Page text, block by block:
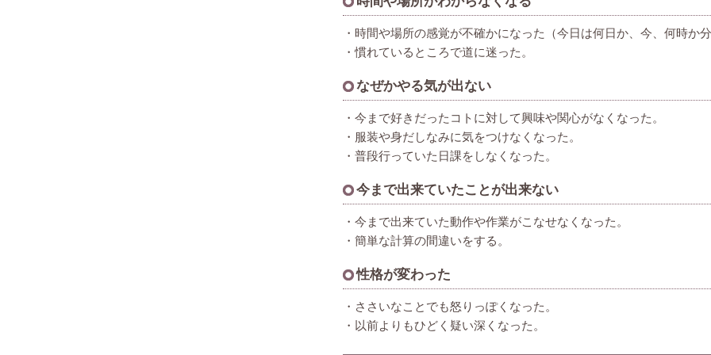
・時間や場所の感覚が不確かになった（今日は何日か、今、何時か分
・慣れているところで道に迷った。
なぜかやる気が出ない
・今まで好きだったコトに対して興味や関心がなくなった。
・服装や身だしなみに気をつけなくなった。
・普段行っていた日課をしなくなった。
今まで出来ていたことが出来ない
・今まで出来ていた動作や作業がこなせなくなった。
・簡単な計算の間違いをする。
性格が変わった
・ささいなことでも怒りっぽくなった。
・以前よりもひどく疑い深くなった。